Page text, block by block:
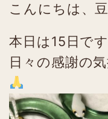
こんにちは、
本日は15日で
日々の感謝の